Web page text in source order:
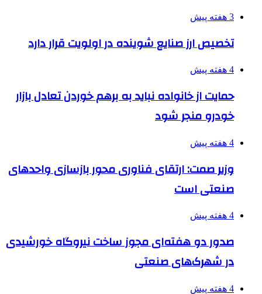
3 هفته پیش
تخصیص ارز صنایع شوینده در اولویت قرار دارد
4 هفته پیش
حمایت از خانواده نباید به برهم خوردن تعادل بازار
خودرو منجر شود
4 هفته پیش
وزیر صمت: ارتقای فناوری محور بازسازی واحدهای
صنعتی است
4 هفته پیش
صدور دو هفته‌ای مجوز ساخت نیروگاه خورشیدی
در شهرک‌های صنعتی
4 هفته پیش